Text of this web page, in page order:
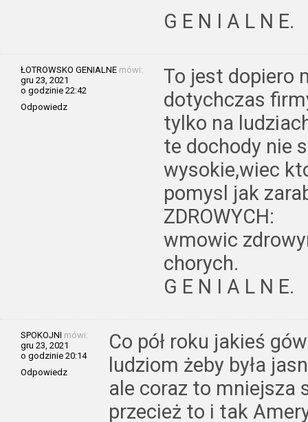
G E N I A L N E.
ŁOTROWSKO GENIALNE mówi:
gru 23, 2021
o godzinie 22:42
Odpowiedz
To jest dopiero
dotychczas
tylko na
te dochody nie
wysokie,wiec
pomysl jak
ZDROWYCH:
wmowic
chorych.
G E N I A L N E.
SPOKOJNI mówi:
gru 23, 2021
o godzinie 20:14
Odpowiedz
Co pół roku jakieś
ludziom żeby była
ale coraz to mniejsza
przecież to i tak